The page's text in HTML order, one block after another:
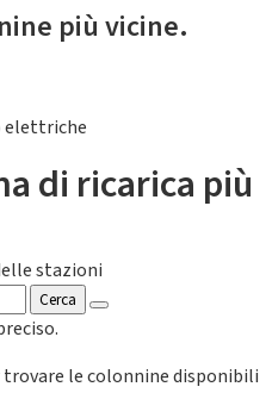
più vicine.
elettriche
di ricarica più
stazioni
Cerca
le colonnine disponibili